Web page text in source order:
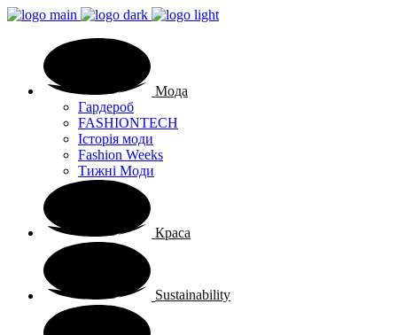
Мода
Гардероб
FASHIONTECH
Історія моди
Fashion Weeks
Тижні Моди
Краса
Sustainability